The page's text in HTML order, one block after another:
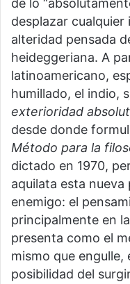
de lo
desplazar
alteridad pensada
heideggeriana. A
latinoamericano,
humillado, el indio,
exterioridad
desde donde
Método para la
dictado en 1970,
aquilata esta
enemigo: el
principalmente en
presenta como el
mismo que engulle,
posibilidad del